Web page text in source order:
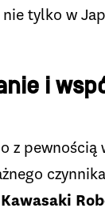
tylko w
i
z
Kawasaki